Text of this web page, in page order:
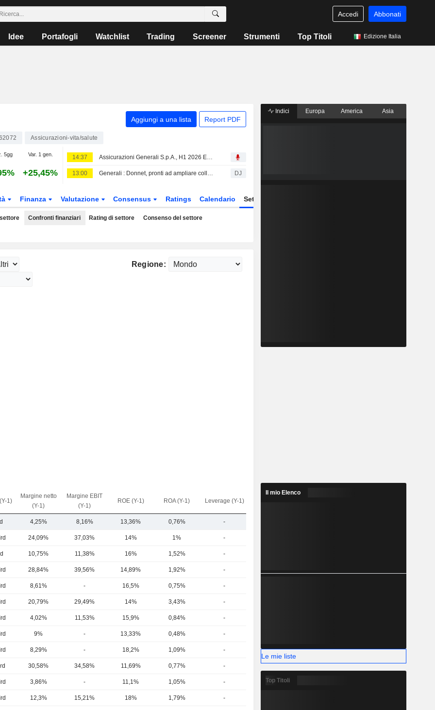
Accedi Abbonati
Idee Portafogli Watchlist Trading Screener Strumenti Top Titoli Edizione Italia
Aggiungi a una lista Report PDF
Assicurazioni-vita/salute
5gg Var. 1 gen.
+25,45%
14:37 Assicurazioni Generali S.p.A., H1 2026 Earnings Call, Aug 07, 2026
13:00 Generali : Donnet, pronti ad ampliare collaborazione con UniCredit DJ
Finanza Valutazione Consensus Ratings Calendario Settore
Confronti finanziari Rating di settore Consenso del settore
Regione:
1)
Margine netto
(Y-1)
Margine EBIT
(Y-1)
ROE (Y-1) ROA (Y-1) Leverage (Y-1)
4,25% 8,16% 13,36% 0,76% -
24,09% 37,03% 14% 1% -
10,75% 11,38% 16% 1,52% -
28,84% 39,56% 14,89% 1,92% -
8,61% - 16,5% 0,75% -
20,79% 29,49% 14% 3,43% -
4,02% 11,53% 15,9% 0,84% -
9% - 13,33% 0,48% -
8,29% - 18,2% 1,09% -
30,58% 34,58% 11,69% 0,77% -
3,86% - 11,1% 1,05% -
12,3% 15,21% 18% 1,79% -
Indici Europa America Asia
Il mio Elenco
Le mie liste
Top Titoli